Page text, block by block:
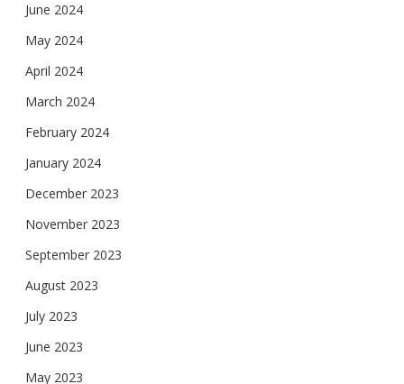
June 2024
May 2024
April 2024
March 2024
February 2024
January 2024
December 2023
November 2023
September 2023
August 2023
July 2023
June 2023
May 2023